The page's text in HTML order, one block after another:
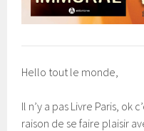
Hello tout le monde,
Il n’y a pas Livre Paris, ok
raison de se faire plaisir